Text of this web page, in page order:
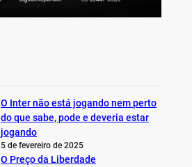
O Inter não está jogando nem perto
do que sabe, pode e deveria estar
jogando
5 de fevereiro de 2025
O Preço da Liberdade